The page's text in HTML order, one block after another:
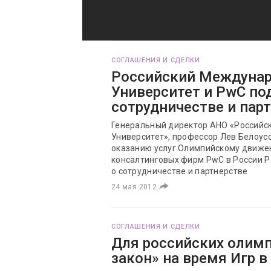
СОГЛАШЕНИЯ И СДЕЛКИ
Российский
Университет и PwC
сотрудничестве и
Генеральный директор АНО
Университет», профессор Лев
оказанию услуг Олимпийскому
консалтинговых фирм PwC в России
о сотрудничестве и партнерстве
24 мая 2012
СОГЛАШЕНИЯ И СДЕЛКИ
Для российских
закон» на время Игр